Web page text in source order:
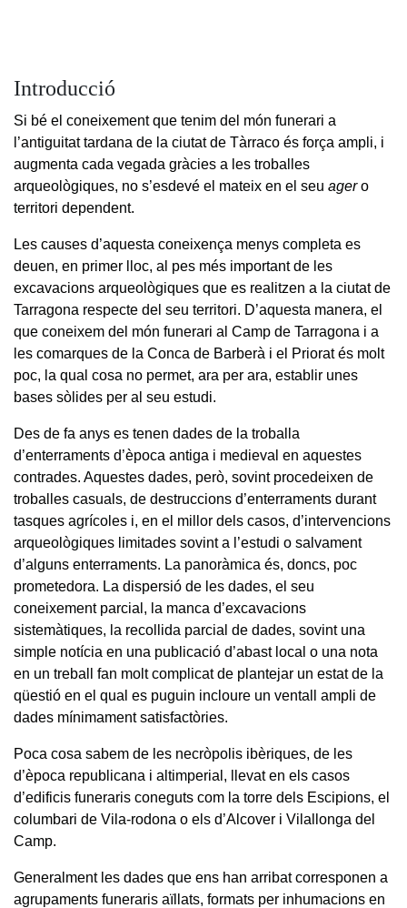
Introducció
Si bé el coneixement que tenim del món funerari a
l’antiguitat tardana de la ciutat de Tàrraco és força ampli, i
augmenta cada vegada gràcies a les troballes
arqueològiques, no s’esdevé el mateix en el seu agero
territori dependent.
Les causes d’aquesta coneixença menys completa es
deuen, en primer lloc, al pes més important de les
excavacions arqueològiques que es realitzen a la ciutat de
Tarragona respecte del seu territori. D’aquesta manera, el
que coneixem del món funerari al Camp de Tarragona i a
les comarques de la Conca de Barberà i el Priorat és molt
poc, la qual cosa no permet, ara per ara, establir unes
bases sòlides per al seu estudi.
Des de fa anys es tenen dades de la troballa
d’enterraments d’època antiga i medieval en aquestes
contrades. Aquestes dades, però, sovint procedeixen de
troballes casuals, de destruccions d’enterraments durant
tasques agrícoles i, en el millor dels casos, d’intervencions
arqueològiques limitades sovint a l’estudi o salvament
d’alguns enterraments. La panoràmica és, doncs, poc
prometedora. La dispersió de les dades, el seu
coneixement parcial, la manca d’excavacions
sistemàtiques, la recollida parcial de dades, sovint una
simple notícia en una publicació d’abast local o una nota
en un treball fan molt complicat de plantejar un estat de la
qüestió en el qual es puguin incloure un ventall ampli de
dades mínimament satisfactòries.
Poca cosa sabem de les necròpolis ibèriques, de les
d’època republicana i altimperial, llevat en els casos
d’edificis funeraris coneguts com la torre dels Escipions, el
columbari de Vila-rodona o els d’Alcover i Vilallonga del
Camp.
Generalment les dades que ens han arribat corresponen a
agrupaments funeraris aïllats, formats per inhumacions en